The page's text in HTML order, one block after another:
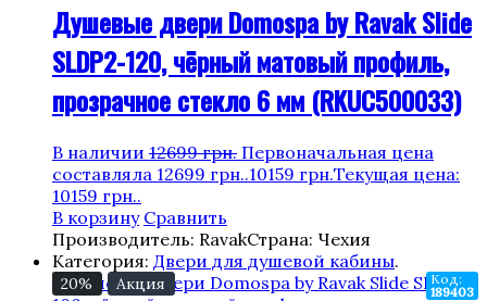
Душевые двери Domospa by Ravak Slide
SLDP2-120, чёрный матовый профиль,
прозрачное стекло 6 мм (RKUC500033)
В наличии 12699грн. Первоначальная цена
составляла 12699 грн..10159 грн.Текущая цена:
10159 грн..
В корзину Сравнить
Производитель: RavakСтрана: Чехия
Категория: Двери для душевой кабины.
Код:
189403
20% Акция